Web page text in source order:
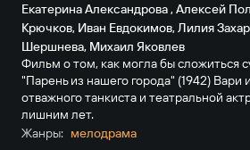
Екатерина Александрова,Алексей
Крючков, Иван Евдокимов,Лилия
Шершнева, Михаил Яковлев
Фильм о том, как могла бы сложиться
"Парень из нашего города" (1942) Вари
отважного танкиста и театральной
лишним лет.
Жанры: мелодрама